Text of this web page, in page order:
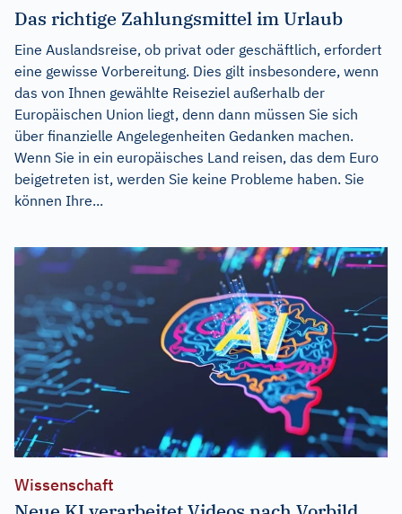
Das richtige Zahlungsmittel im Urlaub
Eine Auslandsreise, ob privat oder geschäftlich, erfordert
eine gewisse Vorbereitung. Dies gilt insbesondere, wenn
das von Ihnen gewählte Reiseziel außerhalb der
Europäischen Union liegt, denn dann müssen Sie sich
über finanzielle Angelegenheiten Gedanken machen.
Wenn Sie in ein europäisches Land reisen, das dem Euro
beigetreten ist, werden Sie keine Probleme haben. Sie
können Ihre...
Wissenschaft